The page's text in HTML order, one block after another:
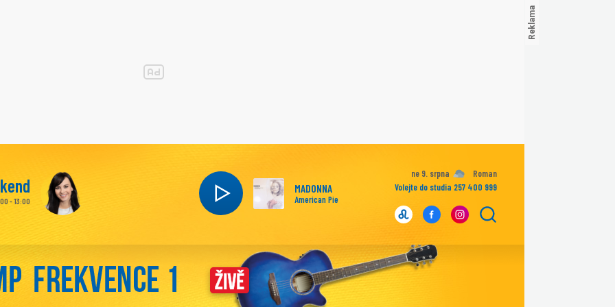
MADONNA
American Pie
- 13:00
ne 9. srpna
Roman
Volejte do studia 257 400 999